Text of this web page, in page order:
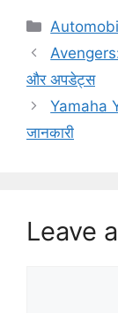
C
a
e
g
o
और अपडेट्स
Yamaha
जानकारी
Leave